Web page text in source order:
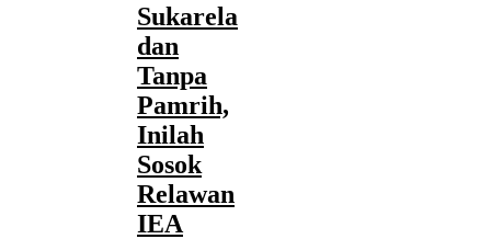
Sukarela
dan
Tanpa
Pamrih,
Inilah
Sosok
Relawan
IEA